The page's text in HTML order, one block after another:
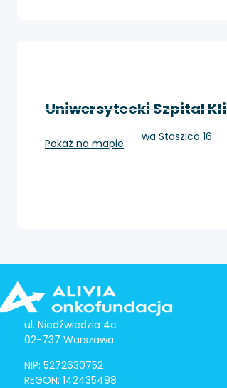
Uniwersytecki Szpital
Lublin, ul. Stanisława Staszica 16
Pokaż na mapie
ul. Niedźwiedzia 4c
02-737 Warszawa
NIP: 5272630752
REGON: 142435498